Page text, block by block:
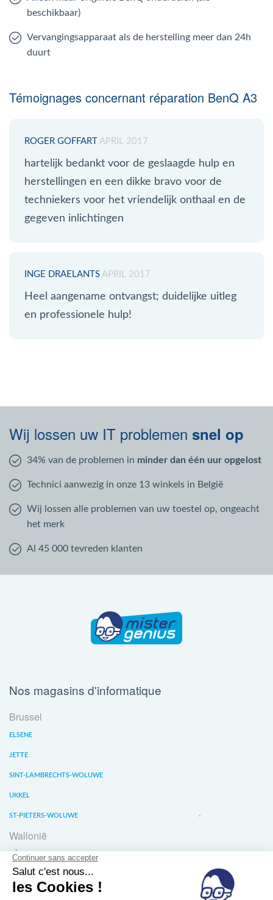
beschikbaar)
Vervangingsapparaat als de herstelling meer dan 24h
duurt
Témoignages concernant réparation BenQ A3
ROGER GOFFART APRIL 2017
hartelijk bedankt voor de geslaagde hulp en
herstellingen en een dikke bravo voor de
techniekers voor het vriendelijk onthaal en de
gegeven inlichtingen
INGE DRAELANTS APRIL 2017
Heel aangename ontvangst; duidelijke uitleg
en professionele hulp!
Wij lossen uw IT problemen snel op
34% van de problemen in minder dan één uur opgelost
Technici aanwezig in onze 13 winkels in België
Wij lossen alle problemen van uw toestel op, ongeacht
het merk
Al 45 000 tevreden klanten
Nos magasins d'informatique
Brussel
ELSENE
JETTE
SINT-LAMBRECHTS-WOLUWE
UKKEL
ST-PIETERS-WOLUWE
Wallonië
LIÈGE
WATERLOO
WAVER